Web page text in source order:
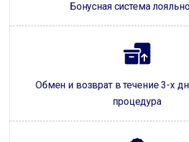
Бонусная система
Обмен и возврат в течение 3-х
процедура